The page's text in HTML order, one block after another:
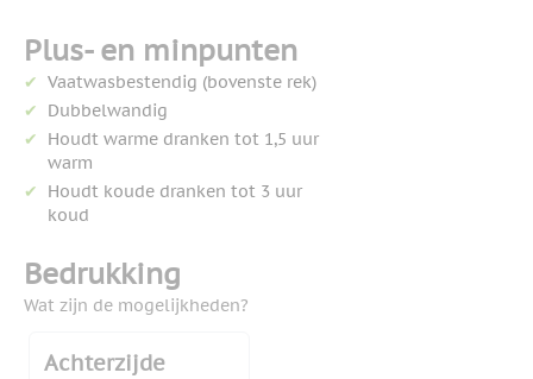
Plus- en minpunten
Vaatwasbestendig (bovenste rek)
Dubbelwandig
Houdt warme dranken tot 1,5 uur
warm
Houdt koude dranken tot 3 uur
koud
Bedrukking
Wat zijn de mogelijkheden?
Achterzijde